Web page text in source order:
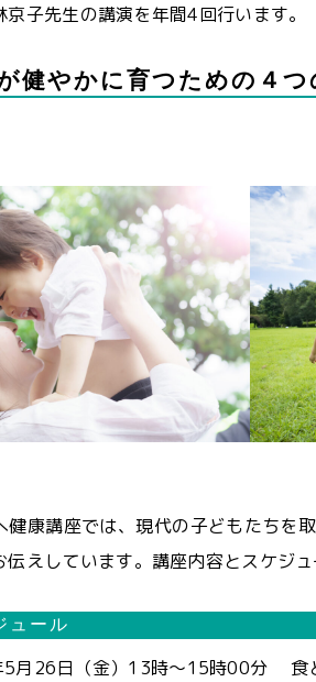
子先生の講演を年間4回行います。
健やかに育つための４つ
健康講座では、現代の子どもたちを
えしています。講座内容とスケジュ
ュール
5月26日（金）13時～15時00分 食